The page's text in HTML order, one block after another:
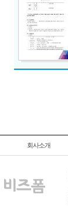
회사소개